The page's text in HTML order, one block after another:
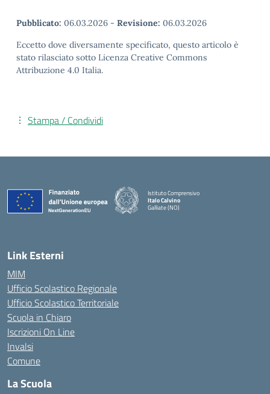
Pubblicato: 06.03.2026 - Revisione: 06.03.2026
Eccetto dove diversamente specificato, questo articolo è
stato rilasciato sotto Licenza Creative Commons
Attribuzione 4.0 Italia.
Stampa / Condividi
Istituto Comprensivo
Italo Calvino
Galliate (NO)
Link Esterni
MIM
Ufficio Scolastico Regionale
Ufficio Scolastico Territoriale
Scuola in Chiaro
Iscrizioni On Line
Invalsi
Comune
La Scuola